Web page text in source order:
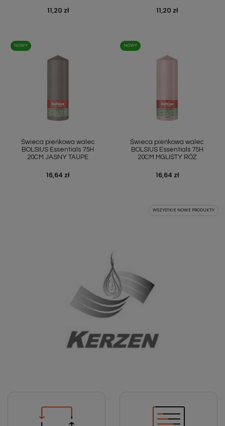
Cena
11,20 zł Cena
11,20 zł
Świeca pieńkowa walec
BOLSIUS Essentials 75H
20CM JASNY TAUPE
Cena
16,64 zł
NOWY
Świeca pieńkowa walec
BOLSIUS Essentials 75H
20CM MGLISTY RÓŻ
Cena
16,64 zł
NOWY
WSZYSTKIE NOWE PRODUKTY